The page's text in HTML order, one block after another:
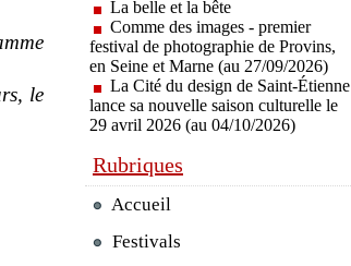
le
La belle et la bête
Comme des images - premier
festival de photographie de Provins,
en Seine et Marne (au 27/09/2026)
La Cité du design de Saint-Étienne
lance sa nouvelle saison culturelle le
29 avril 2026 (au 04/10/2026)
Rubriques
Accueil
Festivals